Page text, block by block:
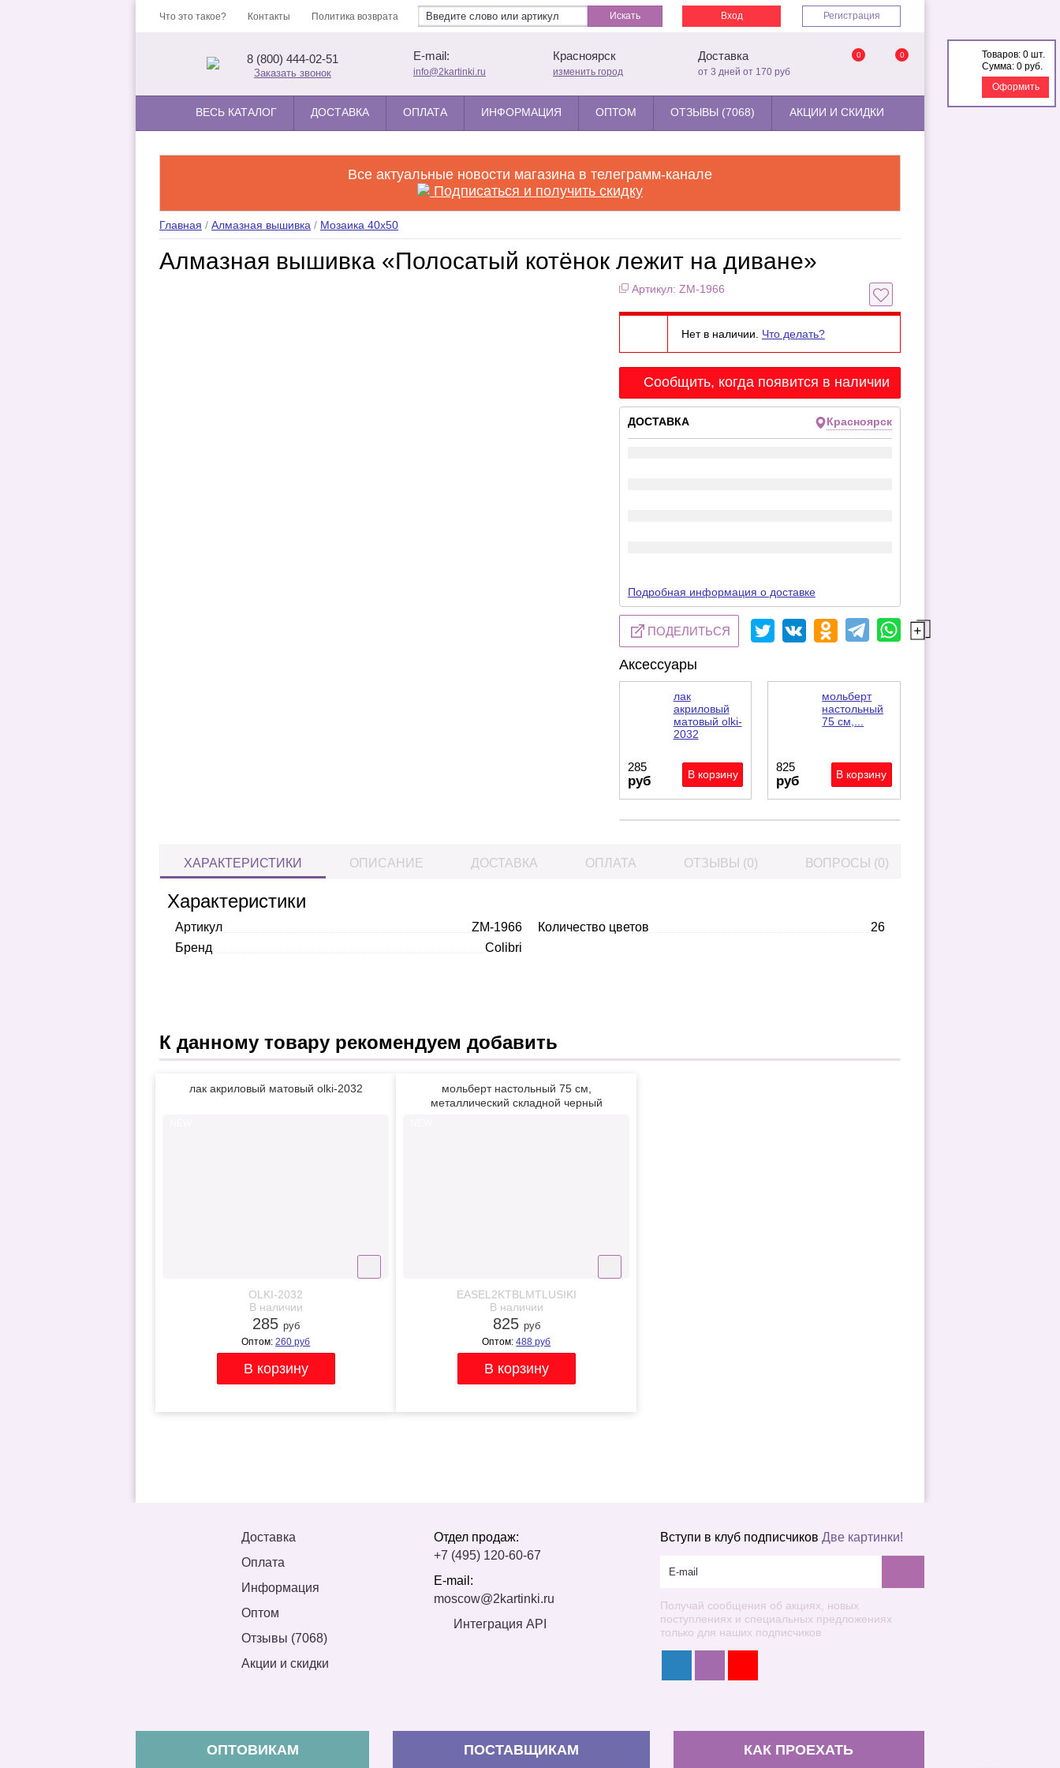
Что это такое? Контакты Политика возврата Искать Вход Регистрация
8 (800) 444-02-51
Заказать звонок
E-mail:
info@2kartinki.ru
Красноярск
изменить город
Доставка
от 3 дней от 170 руб
0 0
ВЕСЬ КАТАЛОГ ДОСТАВКА ОПЛАТА ИНФОРМАЦИЯ ОПТОМ ОТЗЫВЫ (7068) АКЦИИ И СКИДКИ
Все актуальные новости магазина в телеграмм-канале
Подписаться и получить скидку
Главная / Алмазная вышивка / Мозаика 40x50
Алмазная вышивка «Полосатый котёнок лежит на диване»
Артикул: ZM-1966
Нет в наличии. Что делать?
Сообщить, когда появится в наличии
ДОСТАВКА Красноярск
Подробная информация о доставке
ПОДЕЛИТЬСЯ
Аксессуары
лак
акриловый
матовый olki-
2032
285
руб
мольберт
настольный
75 см,...
825
руб
ХАРАКТЕРИСТИКИ ОПИСАНИЕ ДОСТАВКА ОПЛАТА ОТЗЫВЫ (0) ВОПРОСЫ (0)
Характеристики
Артикул ZM-1966 Количество цветов
26
Бренд
Colibri
К данному товару рекомендуем добавить
лак акриловый матовый olki-2032
OLKI-2032
В наличии
285 руб
Оптом:260 руб
мольберт настольный 75 см,
металлический складной черный
EASEL2KTBLMTLUSIKI
В наличии
825 руб
Оптом:488 руб
Доставка
Оплата
Информация
Оптом
Отзывы (7068)
Акции и скидки
Отдел продаж:
+7 (495) 120-60-67
E-mail:
moscow@2kartinki.ru
Интеграция API
Вступи в клуб подписчиковДве картинки!
Получай сообщения об акциях, новых
поступлениях и специальных предложениях
только для наших подписчиков
ОПТОВИКАМ ПОСТАВЩИКАМ КАК ПРОЕХАТЬ
Товаров: 0 шт.
Сумма: 0 руб.
Оформить